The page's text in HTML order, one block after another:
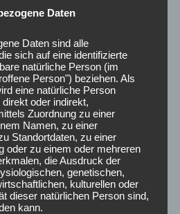
Daten
Daten sind alle
sich auf eine identifizierte
natürliche Person (im
Person") beziehen. Als
eine natürliche Person
oder indirekt,
Zuordnung zu einer
Namen, zu einer
Standortdaten, zu einer
oder zu einem oder mehreren
die Ausdruck der
genetischen,
kulturellen oder
dieser natürlichen Person sind,
kann.